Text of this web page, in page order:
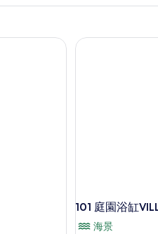
海景雙人房 | 高級寢具、羽絨被、
101 庭園浴缸
海景